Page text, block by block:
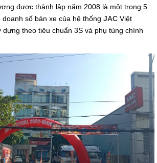
được thành lập năm 2008 là một trong 5
số bán xe của hệ thống JAC Việt
theo tiêu chuẩn 3S và phụ tùng chính